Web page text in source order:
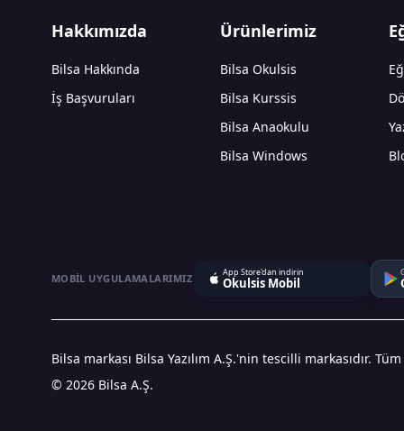
Hakkımızda
Bilsa Hakkında
İş Başvuruları
Ürünlerimiz
Bilsa Okulsis
Bilsa Kurssis
Bilsa Anaokulu
Bilsa Windows
MOBIL UYGULAMALARIMIZ App Store'dan indirin
Okulsis Mobil
Bilsa markası Bilsa Yazılım A.Ş.'nin tescilli markasıdır.
© 2026 Bilsa A.Ş.